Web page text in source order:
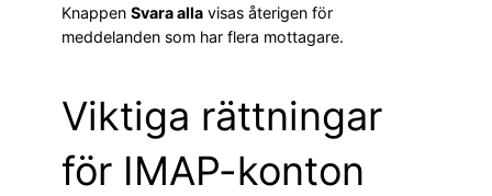
Knappen Svara alla visas återigen för
meddelanden som har flera mottagare.
Viktiga rättningar
för IMAP-konton